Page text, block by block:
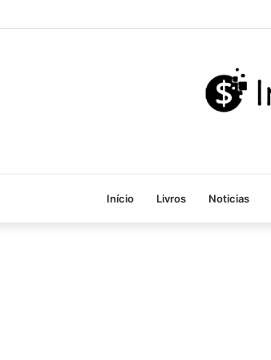
Início Livros Noticias